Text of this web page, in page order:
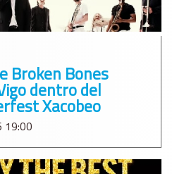
Broken Bones
dentro del
Xacobeo
19:00